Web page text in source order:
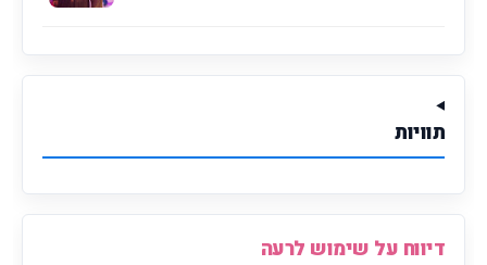
תוויות
דיווח על שימוש לרעה